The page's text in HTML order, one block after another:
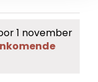
1 november